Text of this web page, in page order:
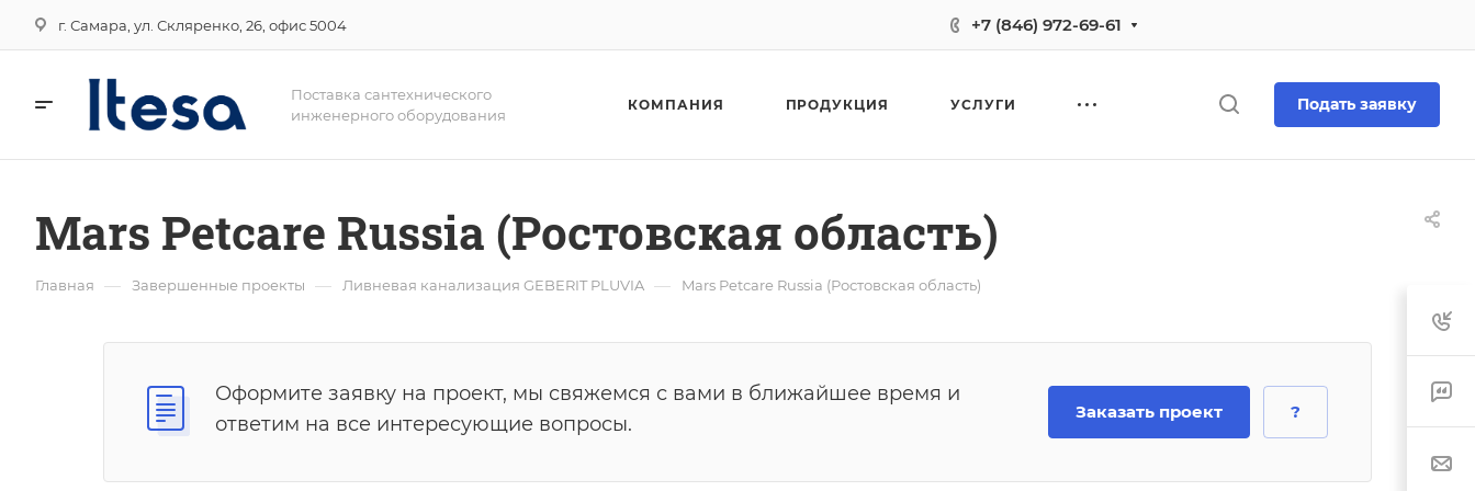
г. Самара, ул. Скляренко, 26, офис 5004 +7 (846) 972-69-61
Поставка сантехнического
инженерного оборудования
КОМПАНИЯ ПРОДУКЦИЯ УСЛУГИ Подать заявку
Mars Petcare Russia (Ростовская область)
Главная — Завершенные проекты — Ливневая канализация GEBERIT PLUVIA — Mars Petcare Russia (Ростовская область)
Оформите заявку на проект, мы свяжемся с вами в ближайшее время и
ответим на все интересующие вопросы.
Заказать проект ?